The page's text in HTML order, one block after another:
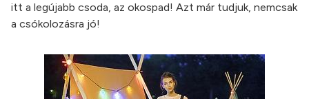
itt a legújabb csoda, az okospad! Azt már tudjuk, nemcsak
a csókolozásra jó!